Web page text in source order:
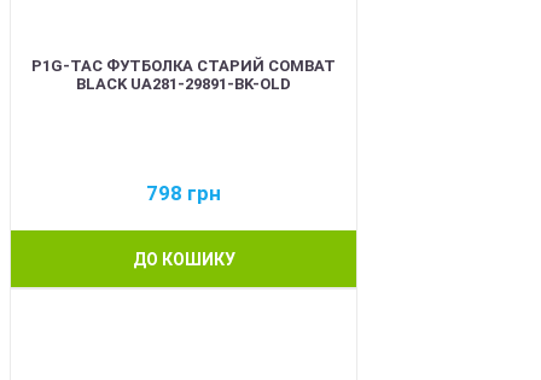
P1G-TAC ФУТБОЛКА СТАРИЙ COMBAT
BLACK UA281-29891-BK-OLD
798 грн
ДО КОШИКУ